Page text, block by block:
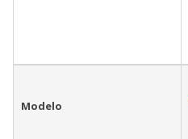
Modelo